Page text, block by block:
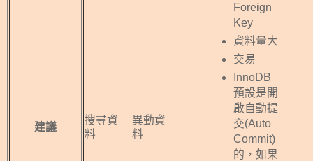
建議
搜尋資
料
異動資
料
Foreign
Key
資料量大
交易
InnoDB
預設是開
啟自動提
交(Auto
Commit)
的，如果